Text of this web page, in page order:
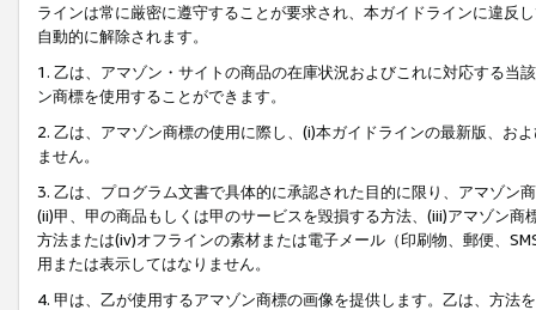
ラインは常に厳密に遵守することが要求され、本ガイドラインに違反
自動的に解除されます。
1. 乙は、アマゾン・サイトの商品の在庫状況およびこれに対応する
ン商標を使用することができます。
2. 乙は、アマゾン商標の使用に際し、(i)本ガイドラインの最新版、お
ません。
3. 乙は、プログラム文書で具体的に承認された目的に限り、アマゾン
(ii)甲、甲の商品もしくは甲のサービスを毀損する方法、(iii)アマゾン
方法または(iv)オフラインの素材または電子メール（印刷物、郵便、
用または表示してはなりません。
4. 甲は、乙が使用するアマゾン商標の画像を提供します。乙は、方